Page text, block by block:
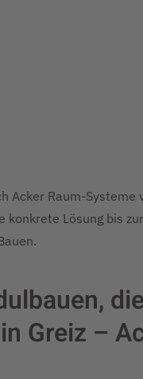
Acker Raum-Systeme
Lösung bis
Greiz –